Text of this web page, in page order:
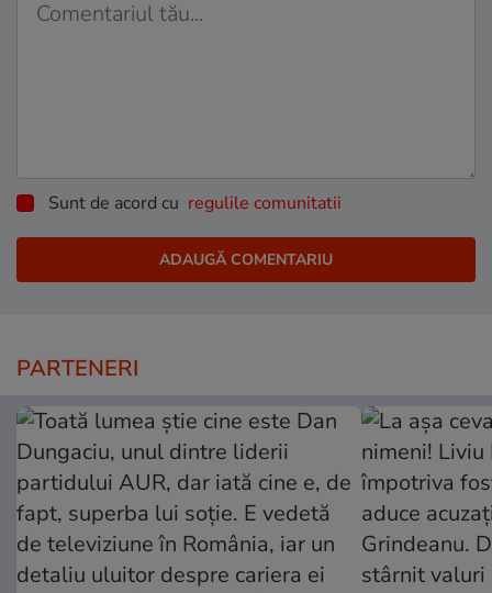
Sunt de acord cu regulile comunitatii
PARTENERI